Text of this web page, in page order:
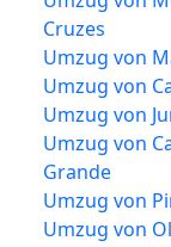
Cruzes
Umzug von
Umzug von
Umzug von
Umzug von
Grande
Umzug von
Umzug von